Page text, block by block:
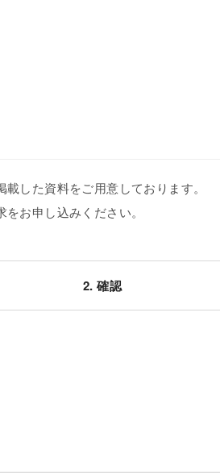
した資料をご用意しております。
お申し込みください。
2. 確認